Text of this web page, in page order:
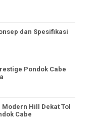
dan Spesifikasi
Pondok Cabe
Hill Dekat Tol
Cabe